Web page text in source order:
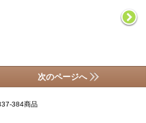
次のページへ
384商品